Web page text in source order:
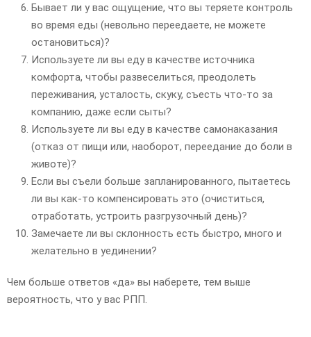
Бывает ли у вас ощущение, что вы теряете контроль
во время еды (невольно переедаете, не можете
остановиться)?
Используете ли вы еду в качестве источника
комфорта, чтобы развеселиться, преодолеть
переживания, усталость, скуку, съесть что-то за
компанию, даже если сыты?
Используете ли вы еду в качестве самонаказания
(отказ от пищи или, наоборот, переедание до боли в
животе)?
Если вы съели больше запланированного, пытаетесь
ли вы как-то компенсировать это (очиститься,
отработать, устроить разгрузочный день)?
Замечаете ли вы склонность есть быстро, много и
желательно в уединении?
Чем больше ответов «да» вы наберете, тем выше
вероятность, что у вас РПП.